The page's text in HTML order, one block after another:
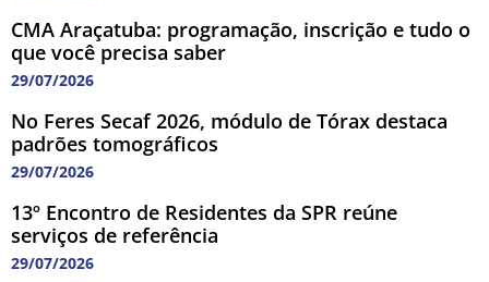
CMA Araçatuba: programação, inscrição e tudo o
que você precisa saber
29/07/2026
No Feres Secaf 2026, módulo de Tórax destaca
padrões tomográficos
29/07/2026
13º Encontro de Residentes da SPR reúne
serviços de referência
29/07/2026